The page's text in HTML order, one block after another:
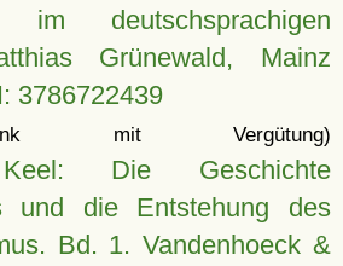
im deutschsprachigen
Grünewald, Mainz
3786722439
mit Vergütung)
Die Geschichte
und die Entstehung des
Bd. 1. Vandenhoeck &